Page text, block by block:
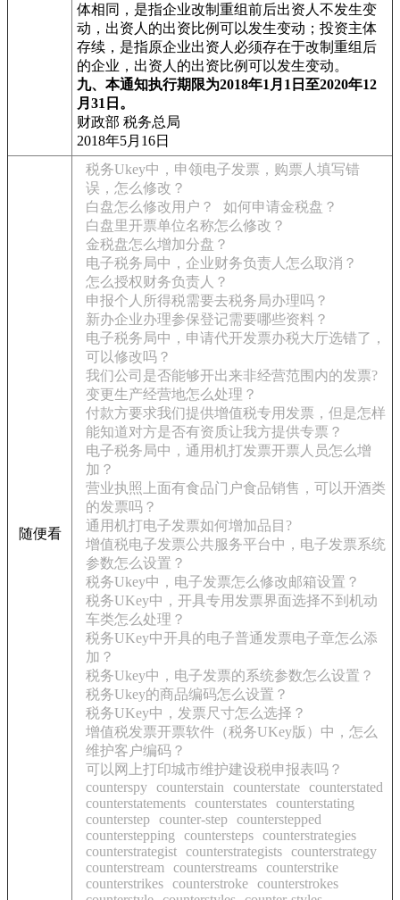
体相同，是指企业改制重组前后出资人不发生变
动，出资人的出资比例可以发生变动；投资主体
存续，是指原企业出资人必须存在于改制重组后
的企业，出资人的出资比例可以发生变动。
九、本通知执行期限为2018年1月1日至2020年12
月31日。
财政部 税务总局
2018年5月16日
随便看
税务Ukey中，申领电子发票，购票人填写错
误，怎么修改？
白盘怎么修改用户？
如何申请金税盘？
白盘里开票单位名称怎么修改？
金税盘怎么增加分盘？
电子税务局中，企业财务负责人怎么取消？
怎么授权财务负责人？
申报个人所得税需要去税务局办理吗？
新办企业办理参保登记需要哪些资料？
电子税务局中，申请代开发票办税大厅选错了，
可以修改吗？
我们公司是否能够开出来非经营范围内的发票?
变更生产经营地怎么处理？
付款方要求我们提供增值税专用发票，但是怎样
能知道对方是否有资质让我方提供专票？
电子税务局中，通用机打发票开票人员怎么增
加？
营业执照上面有食品门户食品销售，可以开酒类
的发票吗？
通用机打电子发票如何增加品目?
增值税电子发票公共服务平台中，电子发票系统
参数怎么设置？
税务Ukey中，电子发票怎么修改邮箱设置？
税务UKey中，开具专用发票界面选择不到机动
车类怎么处理？
税务UKey中开具的电子普通发票电子章怎么添
加？
税务Ukey中，电子发票的系统参数怎么设置？
税务Ukey的商品编码怎么设置？
税务UKey中，发票尺寸怎么选择？
增值税发票开票软件（税务UKey版）中，怎么
维护客户编码？
可以网上打印城市维护建设税申报表吗？
counterspy counterstain counterstate counterstated
counterstatements counterstates counterstating
counterstep counter-step counterstepped
counterstepping
countersteps counterstrategies
counterstrategist counterstrategists counterstrategy
counterstream
counterstreams counterstrike
counterstrikes counterstroke counterstrokes